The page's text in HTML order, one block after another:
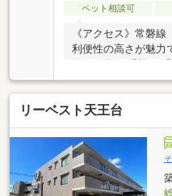
ペット相談可
《アクセス》常磐線
利便性の高さが魅力
環境と利便性の高さ
と比較をしても第一
階部分・南向き・専
マルチ収納付き)》
問い合わせを見込め
／81.03m2（トラン
リーベスト天王台